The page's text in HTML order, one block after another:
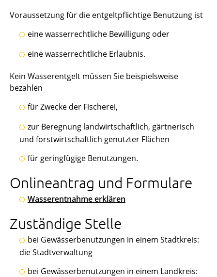
Voraussetzung für die entgeltpflichtige Benutzung ist
eine wasserrechtliche Bewilligung oder
eine wasserrechtliche Erlaubnis.
Kein Wasserentgelt müssen Sie beispielsweise
bezahlen
für Zwecke der Fischerei,
zur Beregnung landwirtschaftlich, gärtnerisch
und forstwirtschaftlich genutzter Flächen
für geringfügige Benutzungen.
Onlineantrag und Formulare
Wasserentnahme erklären
Zuständige Stelle
bei Gewässerbenutzungen in einem Stadtkreis:
die Stadtverwaltung
bei Gewässerbenutzungen in einem Landkreis: